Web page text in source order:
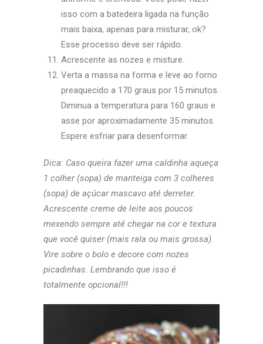
isso com a batedeira ligada na função
mais baixa, apenas para misturar, ok?
Esse processo deve ser rápido.
Acrescente as nozes e misture.
Verta a massa na forma e leve ao forno
preaquecido a 170 graus por 15 minutos.
Diminua a temperatura para 160 graus e
asse por aproximadamente 35 minutos.
Espere esfriar para desenformar.
Dica: Caso queira fazer uma caldinha aqueça
1 colher (sopa) de manteiga com 3 colheres
(sopa) de açúcar mascavo até derreter.
Acrescente creme de leite aos poucos
mexendo sempre até chegar na cor e textura
que você quiser (mais rala ou mais grossa).
Vire sobre o bolo e decore com nozes
picadinhas. Lembrando que isso é
totalmente opcional!!!